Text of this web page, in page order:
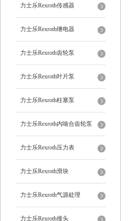
力士乐Rexroth传感器
力士乐Rexroth继电器
力士乐Rexroth齿轮泵
力士乐Rexroth叶片泵
力士乐Rexroth柱塞泵
力士乐Rexroth内啮合齿轮泵
力士乐Rexroth压力表
力士乐Rexroth滑块
力士乐Rexroth气源处理
力士乐Rexroth接头